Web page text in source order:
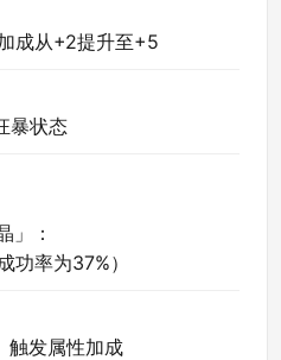
成从+2提升至+5
暴状态
」：
功率为37%）
触发属性加成